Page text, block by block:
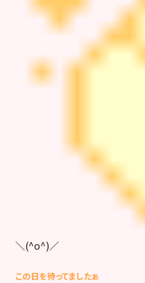
＼(^o^)／
この日を待ってましたぁ